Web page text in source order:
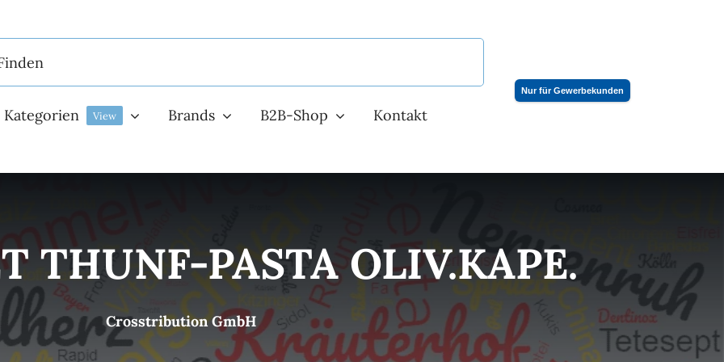
Kategorien View Brands B2B-Shop Kontakt
Nur für Gewerbekunden
THUNF-PASTA OLIV.KAPE.
Crosstribution GmbH